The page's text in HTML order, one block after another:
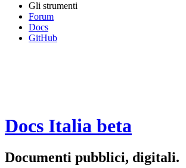
Gli strumenti
Forum
Docs
GitHub
Docs Italia beta
Documenti pubblici, digitali.